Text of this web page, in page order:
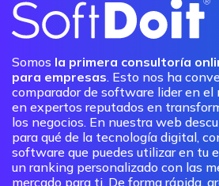
Somos la primera consultoría
para empresas. Esto nos ha
comparador de software lider en el
en expertos reputados en
los negocios. En nuestra web
para qué de la tecnología digital,
software que puedes utilizar en tu
un ranking personalizado con las
mercado para ti. De forma rápida,